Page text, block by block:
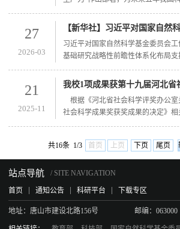
资源合理集聚为重点激发新区活力
和推动高质量发展样...
“十五五”开局之年，各地抢抓机遇
高水平科技自立自强迈出新步伐。3
的中国科创新气象——“中国科学十
国科技创新最新突破，60场论坛深入
与基因...
27
2026-03
习近平对国家自然科学基金委员会
基础研究战略性前瞻性体系化布局
高峰产出更多原创性成果中共中央
委主席习近平近日对国家自然科学
究、培养创新人才等方面发挥了积
程上，希望你们深入学习贯彻新时
抓住新一轮科技革命...
21
2025-11
我校1项成果获第十九届河北省
根据《河北省社会科学评奖办公室
社会科学成果奖获奖成果的决定》
单位公示推荐、资格审查、推荐单
荐申报的4项成果获奖，其中郭万青
荣获二等奖。 该成果的前期成果被
信，如张居三《〈国语〉文献研究》
2021年版）、陈鹏...
共16条 1/3 首页 上页 下页 尾页
站点导航 / SITE NAVIGATION
首页 通知公告 科研平台 下载专区
地址：唐山市建设北路156号 邮编： 063000